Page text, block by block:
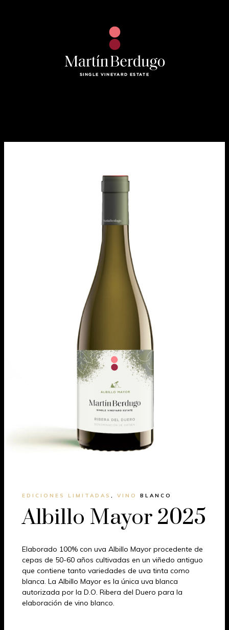
EDICIONES LIMITADAS VINO BLANCO
Albillo Mayor 2025
Elaborado 100% con uva Albillo Mayor procedente de
cepas de 50-60 años cultivadas en un viñedo antiguo
que contiene tanto variedades de uva tinta como
blanca. La Albillo Mayor es la única uva blanca
autorizada por la D.O. Ribera del Duero para la
elaboración de vino blanco.